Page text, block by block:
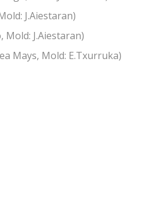
J.Aiestaran)
J.Aiestaran)
Mays, Mold: E.Txurruka)